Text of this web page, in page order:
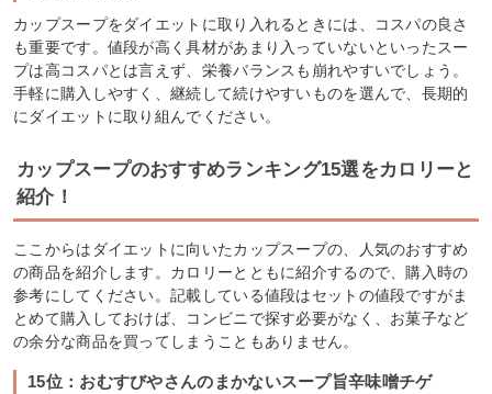
カップスープをダイエットに取り入れるときには、コスパの良さ
も重要です。値段が高く具材があまり入っていないといったスー
プは高コスパとは言えず、栄養バランスも崩れやすいでしょう。
手軽に購入しやすく、継続して続けやすいものを選んで、長期的
にダイエットに取り組んでください。
カップスープのおすすめランキング15選をカロリーと
紹介！
ここからはダイエットに向いたカップスープの、人気のおすすめ
の商品を紹介します。カロリーとともに紹介するので、購入時の
参考にしてください。記載している値段はセットの値段ですがま
とめて購入しておけば、コンビニで探す必要がなく、お菓子など
の余分な商品を買ってしまうこともありません。
15位：おむすびやさんのまかないスープ旨辛味噌チゲ